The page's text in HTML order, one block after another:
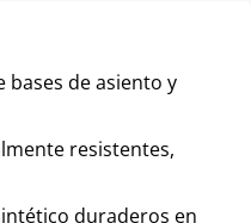
bases de asiento y
resistentes,
duraderos en